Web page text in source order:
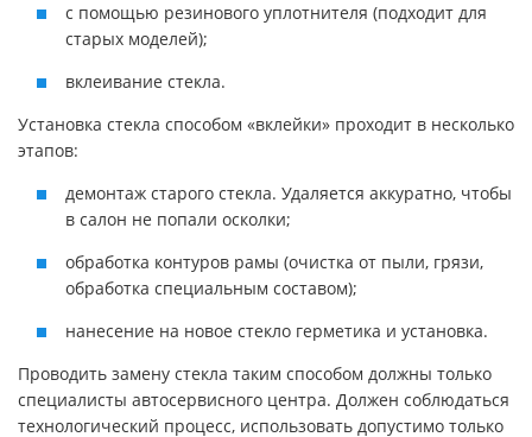
с помощью резинового уплотнителя (подходит для
старых моделей);
вклеивание стекла.
Установка стекла способом «вклейки» проходит в несколько
этапов:
демонтаж старого стекла. Удаляется аккуратно, чтобы
в салон не попали осколки;
обработка контуров рамы (очистка от пыли, грязи,
обработка специальным составом);
нанесение на новое стекло герметика и установка.
Проводить замену стекла таким способом должны только
специалисты автосервисного центра. Должен соблюдаться
технологический процесс, использовать допустимо только